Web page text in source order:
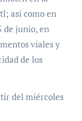
así como en
de junio, en
viales y
de los
del miércoles